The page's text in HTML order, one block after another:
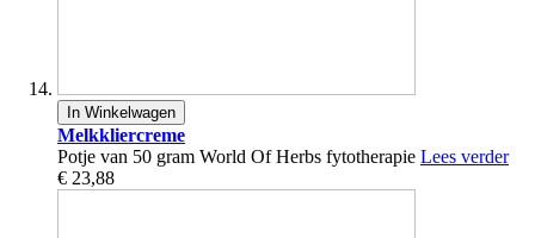
In Winkelwagen
Melkkliercreme
Potje van 50 gram World Of Herbs fytotherapie Lees verder
€ 23,88